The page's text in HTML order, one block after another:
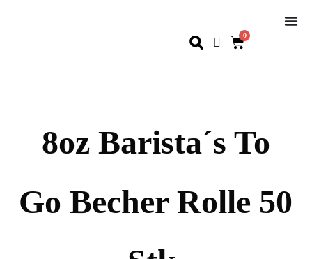
0
8oz Barista´s To
Go Becher Rolle 50